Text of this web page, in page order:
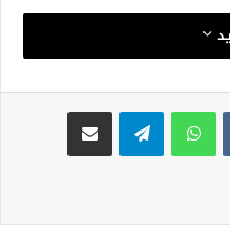
واتساب تيلقرام مشاركة عبر البريد